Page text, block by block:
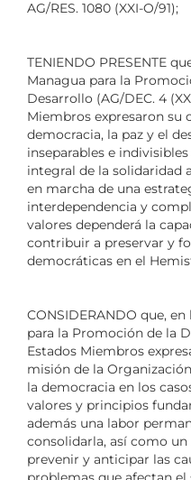
AG/RES. 1080 (XXI-O/91);
TENIENDO PRESENTE
Managua para la
Desarrollo (AG/DEC. 4
Miembros expresaron su
democracia, la paz y el
inseparables e
integral de la solidaridad
en marcha de una
interdependencia y
valores dependerá la
contribuir a preservar y
democráticas en el
CONSIDERANDO que,
para la Promoción de la
Estados Miembros
misión de la
la democracia en los
valores y principios
además una labor
consolidarla, así como
prevenir y anticipar las